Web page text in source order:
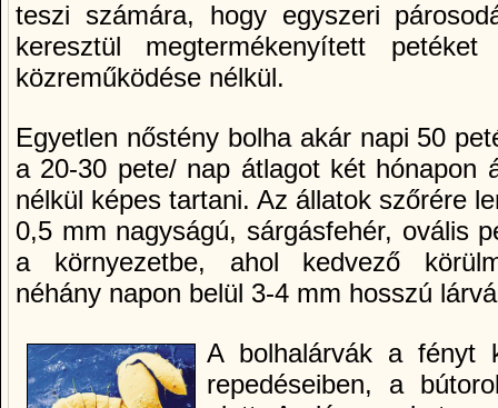
teszi számára, hogy egyszeri
keresztül megtermékenyített
közreműködése nélkül.
Egyetlen nőstény bolha akár napi 50
a 20-30 pete/ nap átlagot két hónapon
nélkül képes tartani. Az állatok szőrére
0,5 mm nagyságú, sárgásfehér, ovális
a környezetbe, ahol kedvező
néhány napon belül 3-4 mm hosszú
A bolhalárvák a fényt
repedéseiben, a